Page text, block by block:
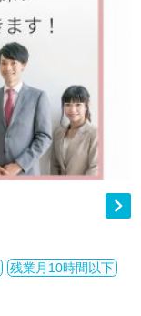

残業月10時間以下